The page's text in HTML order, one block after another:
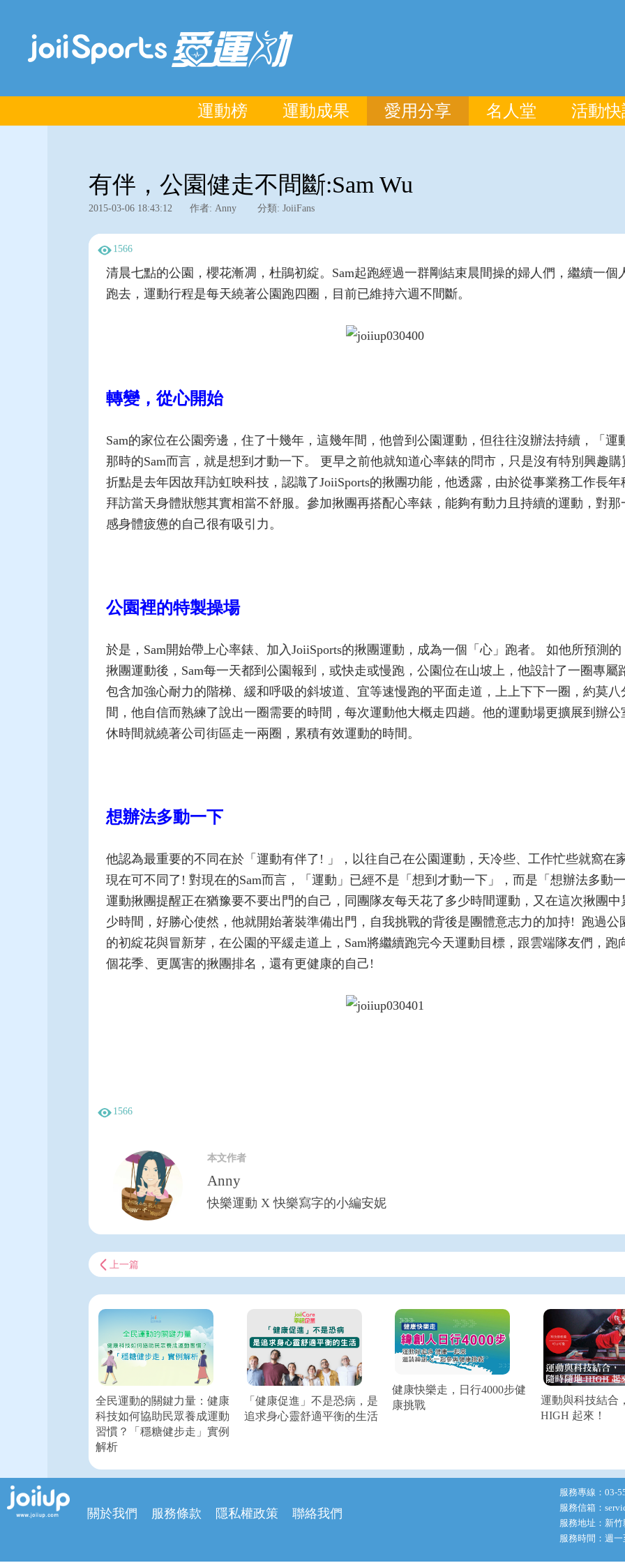
運動榜 運動成果 愛用分享 名人堂 活動快
有伴，公園健走不間斷:Sam Wu
2015-03-06 18:43:12 作者: Anny 分類: JoiiFans
1566
清晨七點的公園，櫻花漸凋，杜鵑初綻。Sam起跑經過一群剛結束晨間操的婦人們，繼續一個
跑去，運動行程是每天繞著公園跑四圈，目前已維持六週不間斷。
轉變，從心開始
Sam的家位在公園旁邊，住了十幾年，這幾年間，他曾到公園運動，但往往沒辦法持續，「運
那時的Sam而言，就是想到才動一下。 更早之前他就知道心率錶的問市，只是沒有特別興趣購
折點是去年因故拜訪虹映科技，認識了JoiiSports的揪團功能，他透露，由於從事業務工作長年
拜訪當天身體狀態其實相當不舒服。參加揪團再搭配心率錶，能夠有動力且持續的運動，對那
感身體疲憊的自己很有吸引力。
公園裡的特製操場
於是，Sam開始帶上心率錶、加入JoiiSports的揪團運動，成為一個「心」跑者。 如他所預測的
揪團運動後，Sam每一天都到公園報到，或快走或慢跑，公園位在山坡上，他設計了一圈專屬
包含加強心耐力的階梯、緩和呼吸的斜坡道、宜等速慢跑的平面走道，上上下下一圈，約莫八
間，他自信而熟練了說出一圈需要的時間，每次運動他大概走四趟。他的運動場更擴展到辦公
休時間就繞著公司街區走一兩圈，累積有效運動的時間。
想辦法多動一下
他認為最重要的不同在於「運動有伴了! 」，以往自己在公園運動，天冷些、工作忙些就窩在
現在可不同了! 對現在的Sam而言，「運動」已經不是「想到才動一下」，而是「想辦法多動
運動揪團提醒正在猶豫要不要出門的自己，同團隊友每天花了多少時間運動，又在這次揪團中
少時間，好勝心使然，他就開始著裝準備出門，自我挑戰的背後是團體意志力的加持! 跑過公
的初綻花與冒新芽，在公園的平緩走道上，Sam將繼續跑完今天運動目標，跟雲端隊友們，跑
個花季、更厲害的揪團排名，還有更健康的自己!
1566
本文作者
Anny
快樂運動 X 快樂寫字的小編安妮
上一篇
全民運動的關鍵力量：健康
科技如何協助民眾養成運動
習慣？「穩糖健步走」實例
解析
「健康促進」不是恐病，是
追求身心靈舒適平衡的生活
健康快樂走，日行4000步健
康挑戰
運動與科技結合
HIGH 起來！
關於我們 服務條款 隱私權政策 聯絡我們
服務專線： 03-
服務信箱：
服務地址： 新
服務時間：週